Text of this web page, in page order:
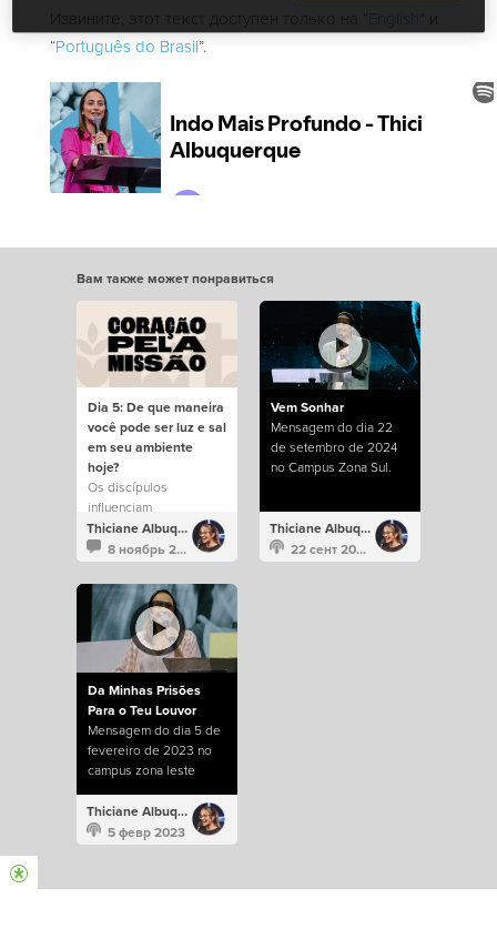
Извините, этот текст доступен только на “English” и
“Português do Brasil”.
Вам также может понравиться
Dia 5: De que maneira
você pode ser luz e sal
em seu ambiente
hoje?
Os discípulos
influenciam
positivamente o mundo.
Thiciane Albuquerque
8 ноябрь 2024
Vem Sonhar
Mensagem do dia 22
de setembro de 2024
no Campus Zona Sul.
Thiciane Albuquerque
22 сент 2024
Da Minhas Prisões
Para o Teu Louvor
Mensagem do dia 5 de
fevereiro de 2023 no
campus zona leste
Thiciane Albuquerque
5 февр 2023